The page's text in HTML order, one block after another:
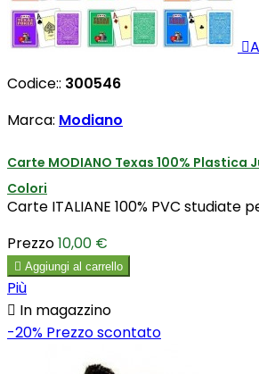

Codice:: 300546
Marca: Modiano
Carte MODIANO Texas 100% Plastica
Colori
Carte ITALIANE 100% PVC studiate
Prezzo10,00 €
 Aggiungi al carrello
Più
 In magazzino
-20% Prezzo scontato